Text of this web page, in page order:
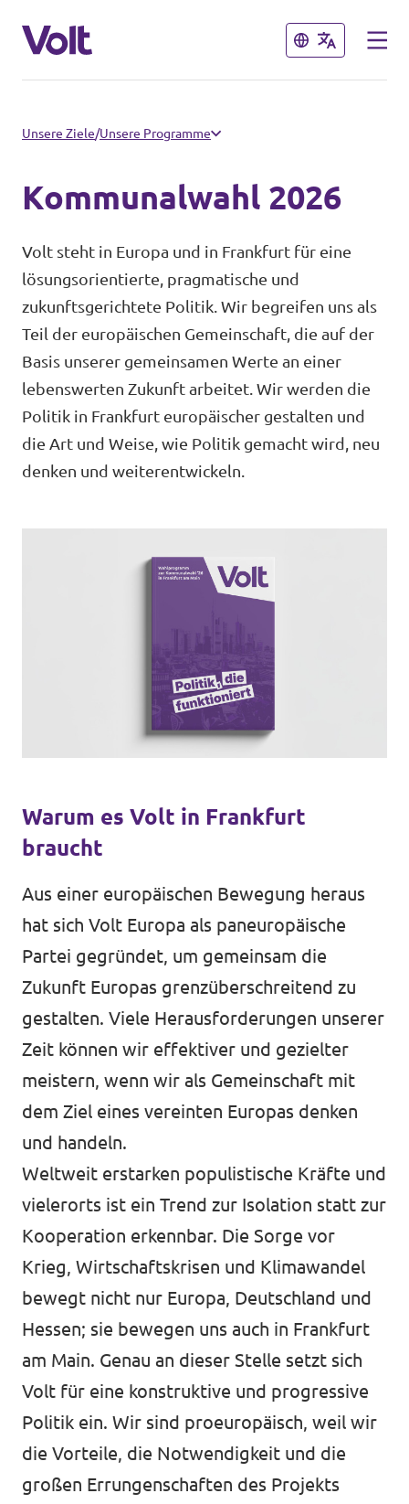
Schließen
Landesebene
Volt Hessen
Bundesebene
Volt Deutschland
Länderteams in Deutschland
Europaebene
Schließen
Über Volt
Menschen
Neuigkeiten
Unsere Events
Datenschutz
Impressum
Kontakt
Unsere Ziele/Unsere Programme
Kommunalwahl 2026
Volt steht in Europa und in Frankfurt für eine
lösungsorientierte, pragmatische und
zukunftsgerichtete Politik. Wir begreifen uns als
Teil der europäischen Gemeinschaft, die auf der
Basis unserer gemeinsamen Werte an einer
lebenswerten Zukunft arbeitet. Wir werden die
Politik in Frankfurt europäischer gestalten und
die Art und Weise, wie Politik gemacht wird, neu
denken und weiterentwickeln.
Warum es Volt in Frankfurt
braucht
Aus einer europäischen Bewegung heraus
hat sich Volt Europa als paneuropäische
Partei gegründet, um gemeinsam die
Zukunft Europas grenzüberschreitend zu
gestalten. Viele Herausforderungen unserer
Zeit können wir effektiver und gezielter
meistern, wenn wir als Gemeinschaft mit
dem Ziel eines vereinten Europas denken
und handeln.
Weltweit erstarken populistische Kräfte und
vielerorts ist ein Trend zur Isolation statt zur
Kooperation erkennbar. Die Sorge vor
Krieg, Wirtschaftskrisen und Klimawandel
bewegt nicht nur Europa, Deutschland und
Hessen; sie bewegen uns auch in Frankfurt
am Main. Genau an dieser Stelle setzt sich
Volt für eine konstruktive und progressive
Politik ein. Wir sind proeuropäisch, weil wir
die Vorteile, die Notwendigkeit und die
großen Errungenschaften des Projekts